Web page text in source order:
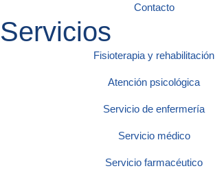
Contacto
Servicios
Fisioterapia y rehabilitación
Atención psicológica
Servicio de enfermería
Servicio médico
Servicio farmacéutico